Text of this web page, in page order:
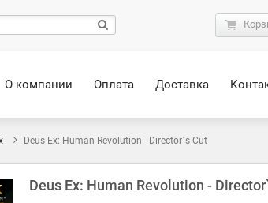
О компании Оплата Доставка
Deus Ex: Human Revolution - Director`s Cut
Deus Ex: Human Revolution -